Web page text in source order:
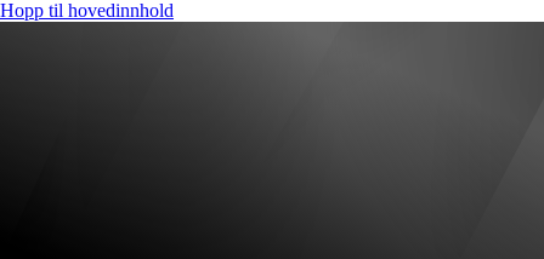
Hopp til hovedinnhold